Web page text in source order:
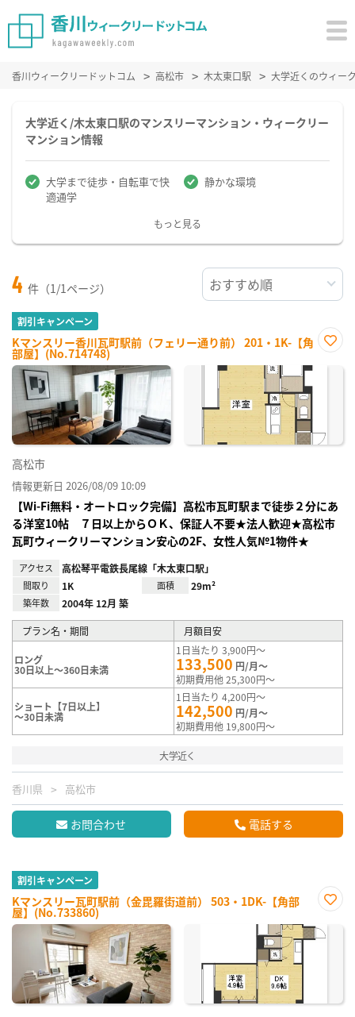
香川ウィークリードットコム 高松市 木太東口駅 大学近くのウィー
大学近く/木太東口駅のマンスリーマンション・ウィークリー
マンション情報
大学まで徒歩・自転車で快
適通学
静かな環境
もっと見る
4 件（1/1ページ）
割引キャンペーン
Kマンスリー香川瓦町駅前（フェリー通り前） 201・1K-【角
部屋】(No.714748)
に入
高松市
情報更新日 2026/08/09 10:09
【Wi-Fi無料・オートロック完備】高松市瓦町駅まで徒歩２分にあ
る洋室10帖 ７日以上からＯＫ、保証人不要★法人歓迎★高松市
瓦町ウィークリーマンション安心の2F、女性人気№1物件★
アクセス 高松琴平電鉄長尾線「木太東口駅」
間取り 1K 面積 29m²
築年数 2004年 12月 築
プラン名・期間 月額目安
ロング
30日以上～360日未満
1日当たり 3,900円～
133,500 円/月～
初期費用他 25,300円～
ショート【7日以上】
～30日未満
1日当たり 4,200円～
142,500 円/月～
初期費用他 19,800円～
大学近く
香川県 高松市
お問合わせ 電話する
割引キャンペーン
Kマンスリー瓦町駅前（金毘羅街道前） 503・1DK-【角部
屋】(No.733860)
に入
り登